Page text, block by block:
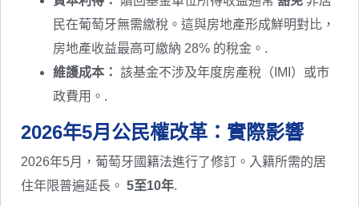
民在葡萄牙無需繳稅。這與房地產形成鮮明對比，
房地產收益最高可繳納 28% 的稅金。.
維護成本： 該基金不涉及年度房產稅（IMI）或市
政費用。.
2026年5月公民權改革：實際影響
2026年5月，葡萄牙國籍法進行了修訂。入籍所需的居
住年限普遍延長。 5至10年.